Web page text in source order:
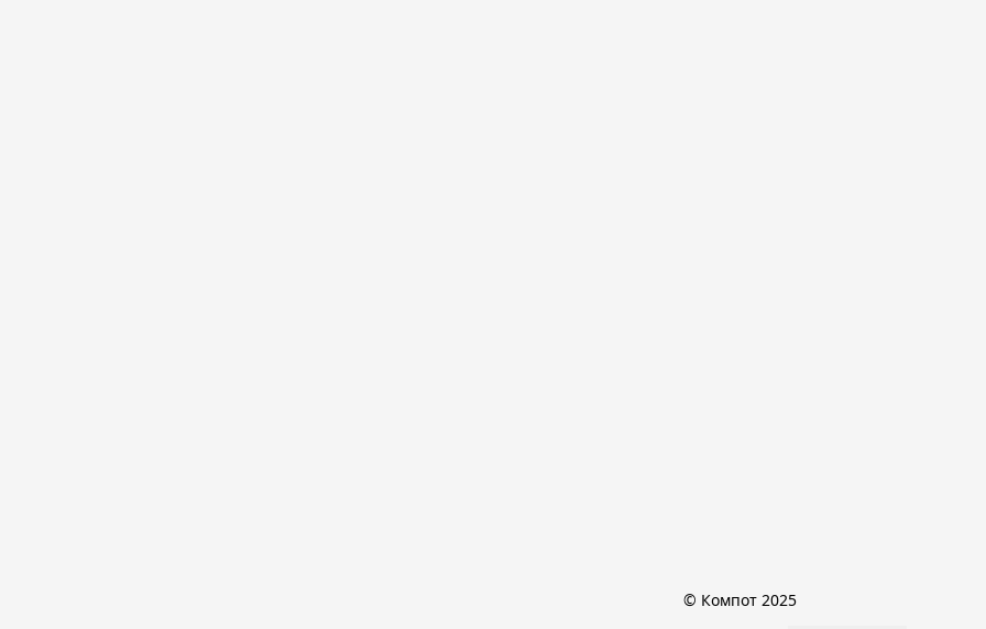
© Компот 2025